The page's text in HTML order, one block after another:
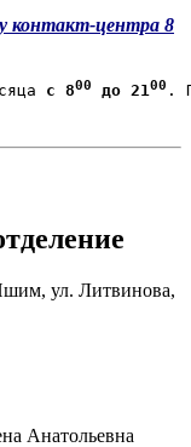
контакт-центра 8
с 800 до 2100 .
ул. Литвинова,
Анатольевна